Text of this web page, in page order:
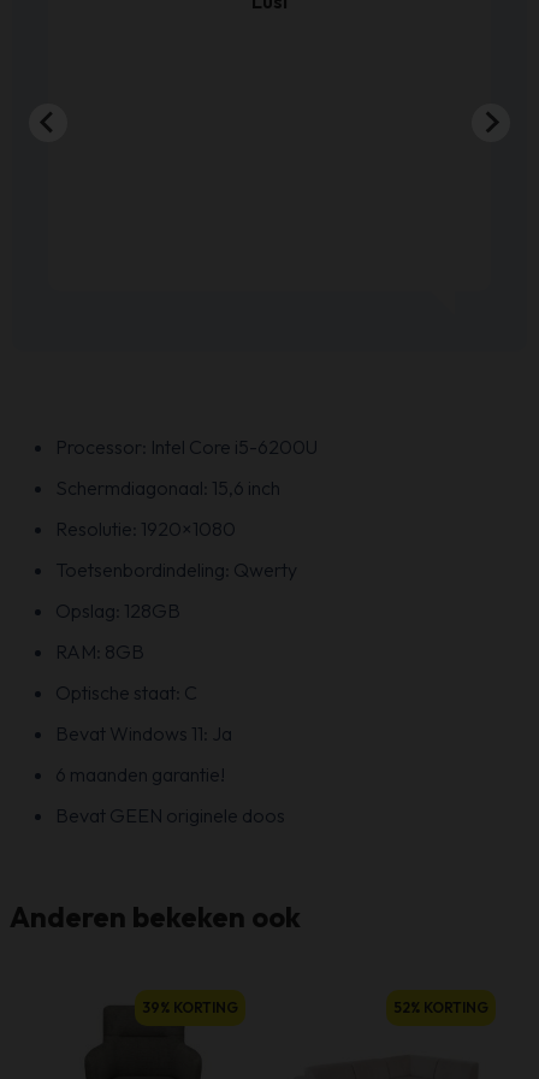
Processor: Intel Core i5-6200U
Schermdiagonaal: 15,6 inch
Resolutie: 1920×1080
Toetsenbordindeling: Qwerty
Opslag: 128GB
RAM: 8GB
Optische staat: C
Bevat Windows 11: Ja
6 maanden garantie!
Bevat GEEN originele doos
Anderen bekeken ook
39% KORTING 52% KORTING